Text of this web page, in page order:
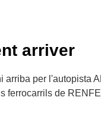
arriver
arriba per l'autopista
ferrocarrils de